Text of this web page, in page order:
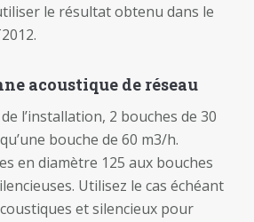
le résultat obtenu dans le
acoustique de réseau
l’installation, 2 bouches de 30
bouche de 60 m3/h.
en diamètre 125 aux bouches
Utilisez le cas échéant
et silencieux pour